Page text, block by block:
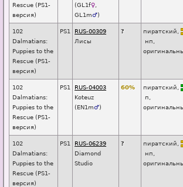
Rescue (PS1-
версия)
(GL1f♀
GL1m♂)
102
Dalmatians:
Puppies to the
Rescue (PS1-
версия)
PS1
RUS-00309
Лисы
?
пиратский,
нп
102
Dalmatians:
Puppies to the
Rescue (PS1-
версия)
PS1
RUS-04003
Koteuz
(EN1m♂)
60%
пиратский,
п
102
Dalmatians:
Puppies to the
Rescue (PS1-
версия)
PS1
RUS-06239
Diamond
Studio
?
пиратский,
нп